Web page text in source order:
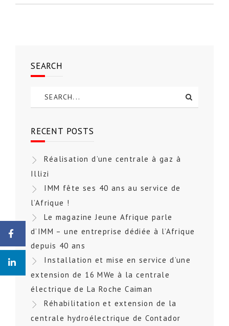
SEARCH
RECENT POSTS
Réalisation d’une centrale à gaz à
Illizi
IMM fête ses 40 ans au service de
l’Afrique !
Le magazine Jeune Afrique parle
d’IMM – une entreprise dédiée à l’Afrique
depuis 40 ans
Installation et mise en service d’une
extension de 16 MWe à la centrale
électrique de La Roche Caiman
Réhabilitation et extension de la
centrale hydroélectrique de Contador